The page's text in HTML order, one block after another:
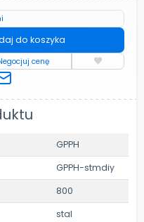
do koszyka
cenę
GPPH
GPPH-stmdiy
800
stal